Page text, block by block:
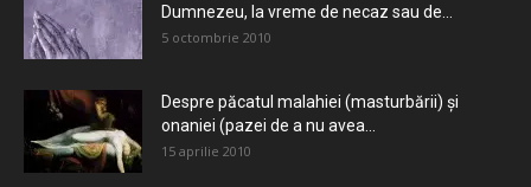
Dumnezeu, la vreme de necaz sau de...
5 octombrie 2010
Despre păcatul malahiei (masturbării) şi
onaniei (pazei de a nu avea...
15 aprilie 2010